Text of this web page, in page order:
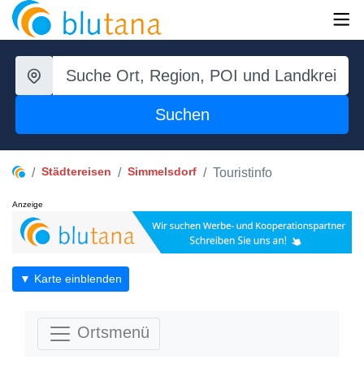
Suchen
Städtereisen Simmelsdorf Touristinfo
Anzeige
▼ Karte einblenden
Ortsmenü